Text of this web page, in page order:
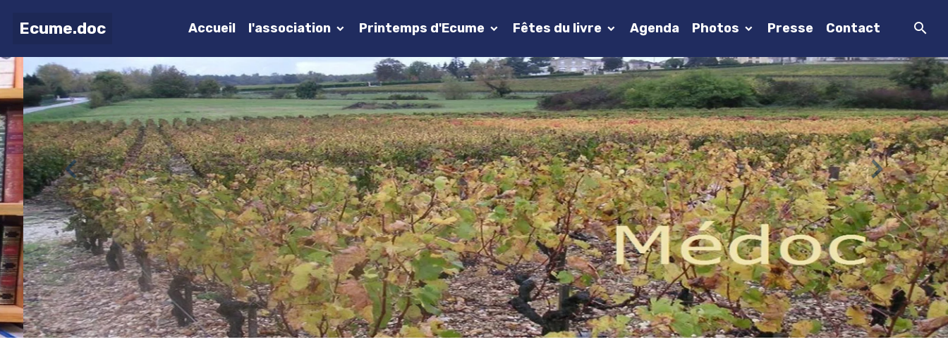
Ecume.doc Accueil l'association Printemps d'Ecume Fêtes du livre Agenda Photos Presse Contact